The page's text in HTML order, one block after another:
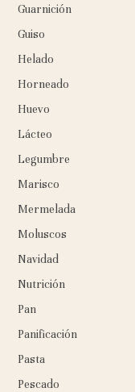
Guarnición
Guiso
Helado
Horneado
Huevo
Lácteo
Legumbre
Marisco
Mermelada
Moluscos
Navidad
Nutrición
Pan
Panificación
Pasta
Pescado